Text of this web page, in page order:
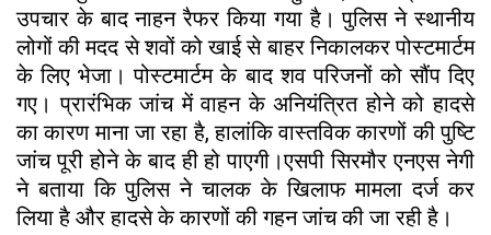
उपचार के बाद नाहन रैफर किया गया है। पुलिस ने स्थानीय
लोगों की मदद से शवों को खाई से बाहर निकालकर पोस्टमार्टम
के लिए भेजा। पोस्टमार्टम के बाद शव परिजनों को सौंप दिए
गए। प्रारंभिक जांच में वाहन के अनियंत्रित होने को हादसे
का कारण माना जा रहा है, हालांकि वास्तविक कारणों की पुष्टि
जांच पूरी होने के बाद ही हो पाएगी।एसपी सिरमौर एनएस नेगी
ने बताया कि पुलिस ने चालक के खिलाफ मामला दर्ज कर
लिया है और हादसे के कारणों की गहन जांच की जा रही है।